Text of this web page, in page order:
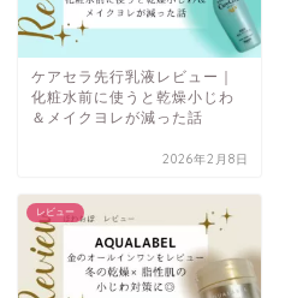
ケアセラ先行乳液レビュー｜
化粧水前に使うと乾燥小じわ
＆メイクヨレが減った話
2026年2月8日
レビュー